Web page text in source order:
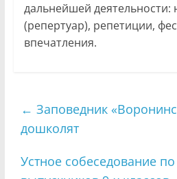
дальнейшей деятельности:
(репертуар), репетиции,
впечатления.
← Заповедник
дошколят
Устное собеседование